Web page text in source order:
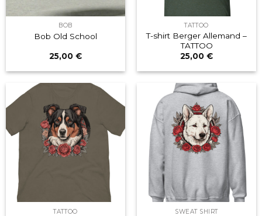
BOB
Bob Old School
25,00 €
TATTOO
T-shirt Berger Allemand –
TATTOO
25,00 €
TATTOO SWEAT SHIRT